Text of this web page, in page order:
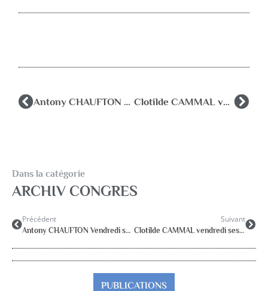
Antony CHAUFTON Vendredi session 1 Clotilde CAMMAL vendredi session 2
Dans la catégorie
ARCHIV CONGRES
Précédent
Antony CHAUFTON Vendredi session 1
Suivant
Clotilde CAMMAL vendredi session 2
PUBLICATIONS